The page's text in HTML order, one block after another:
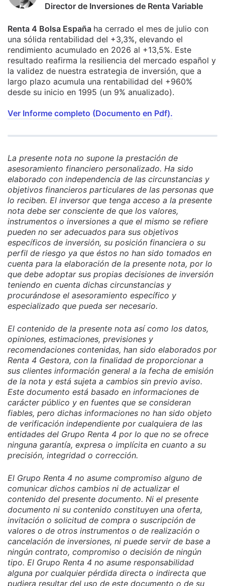
Director de Inversiones de Renta Variable
Renta 4 Bolsa España ha cerrado el mes de julio con
una sólida rentabilidad del +3,3%, elevando el
rendimiento acumulado en 2026 al +13,5%. Este
resultado reafirma la resiliencia del mercado español y
la validez de nuestra estrategia de inversión, que a
largo plazo acumula una rentabilidad del +960%
desde su inicio en 1995 (un 9% anualizado).
Ver Informe completo (Documento en Pdf).
La presente nota no supone la prestación de
asesoramiento financiero personalizado. Ha sido
elaborado con independencia de las circunstancias y
objetivos financieros particulares de las personas que
lo reciben. El inversor que tenga acceso a la presente
nota debe ser consciente de que los valores,
instrumentos o inversiones a que el mismo se refiere
pueden no ser adecuados para sus objetivos
específicos de inversión, su posición financiera o su
perfil de riesgo ya que éstos no han sido tomados en
cuenta para la elaboración de la presente nota, por lo
que debe adoptar sus propias decisiones de inversión
teniendo en cuenta dichas circunstancias y
procurándose el asesoramiento específico y
especializado que pueda ser necesario.
El contenido de la presente nota así como los datos,
opiniones, estimaciones, previsiones y
recomendaciones contenidas, han sido elaborados por
Renta 4 Gestora, con la finalidad de proporcionar a
sus clientes información general a la fecha de emisión
de la nota y está sujeta a cambios sin previo aviso.
Este documento está basado en informaciones de
carácter público y en fuentes que se consideran
fiables, pero dichas informaciones no han sido objeto
de verificación independiente por cualquiera de las
entidades del Grupo Renta 4 por lo que no se ofrece
ninguna garantía, expresa o implícita en cuanto a su
precisión, integridad o corrección.
El Grupo Renta 4 no asume compromiso alguno de
comunicar dichos cambios ni de actualizar el
contenido del presente documento. Ni el presente
documento ni su contenido constituyen una oferta,
invitación o solicitud de compra o suscripción de
valores o de otros instrumentos o de realización o
cancelación de inversiones, ni puede servir de base a
ningún contrato, compromiso o decisión de ningún
tipo. El Grupo Renta 4 no asume responsabilidad
alguna por cualquier pérdida directa o indirecta que
pudiera resultar del uso de este documento o de su